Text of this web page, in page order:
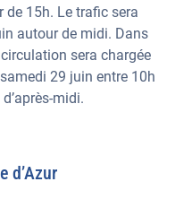
de 15h. Le trafic sera
autour de midi. Dans
sera chargée
29 juin entre 10h
midi.
d’Azur